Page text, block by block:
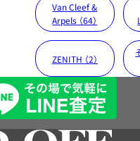
Van Cleef &
Arpels （64）
ZENITH （2）